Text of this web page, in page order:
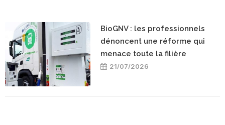
BioGNV : les professionnels
dénoncent une réforme qui
menace toute la filière
21/07/2026